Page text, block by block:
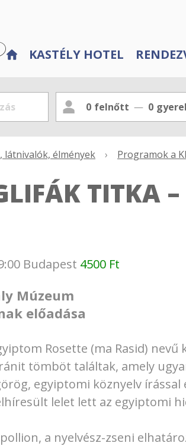
KASTÉLY HOTEL
0 felnőtt 0
látnivalók, élmények › Programok a
TITKA –
Budapest 4500 Ft
Múzeum
előadása
Rosette (ma Rasid)
tömböt találtak, amely
egyiptomi köznyelv
lelet lett az egyiptomi
a nyelvész-zseni